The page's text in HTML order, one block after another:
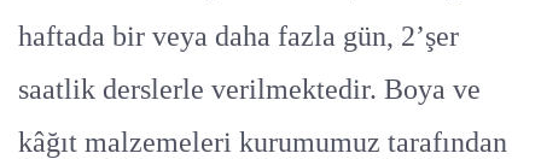
haftada bir veya daha fazla gün, 2’şer
saatlik derslerle verilmektedir. Boya ve
kâğıt malzemeleri kurumumuz tarafından